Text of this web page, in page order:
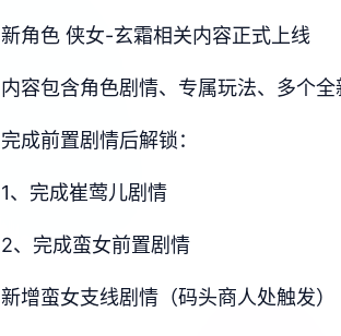
新角色 侠女-玄霜相关内容正式上线
内容包含角色剧情、专属玩法、多个
完成前置剧情后解锁：
1、完成崔莺儿剧情
2、完成蛮女前置剧情
新增蛮女支线剧情（码头商人处触发）